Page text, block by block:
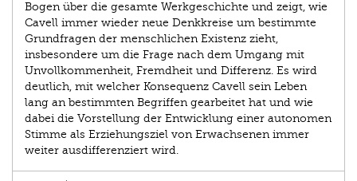
Bogen über die gesamte Werkgeschichte und zeigt, wie
Cavell immer wieder neue Denkkreise um bestimmte
Grundfragen der menschlichen Existenz zieht,
insbesondere um die Frage nach dem Umgang mit
Unvollkommenheit, Fremdheit und Differenz. Es wird
deutlich, mit welcher Konsequenz Cavell sein Leben
lang an bestimmten Begriffen gearbeitet hat und wie
dabei die Vorstellung der Entwicklung einer autonomen
Stimme als Erziehungsziel von Erwachsenen immer
weiter ausdifferenziert wird.